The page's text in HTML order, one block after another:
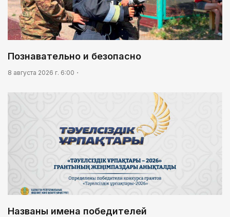
Познавательно и безопасно
8 августа 2026 г. 6:00
Названы имена победителей